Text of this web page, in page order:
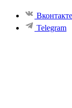
Вконтакте
Telegram